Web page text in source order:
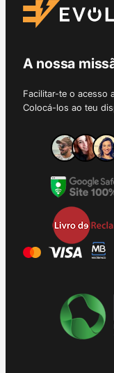
A nossa
Facilitar-te o acesso
Colocá-los ao teu